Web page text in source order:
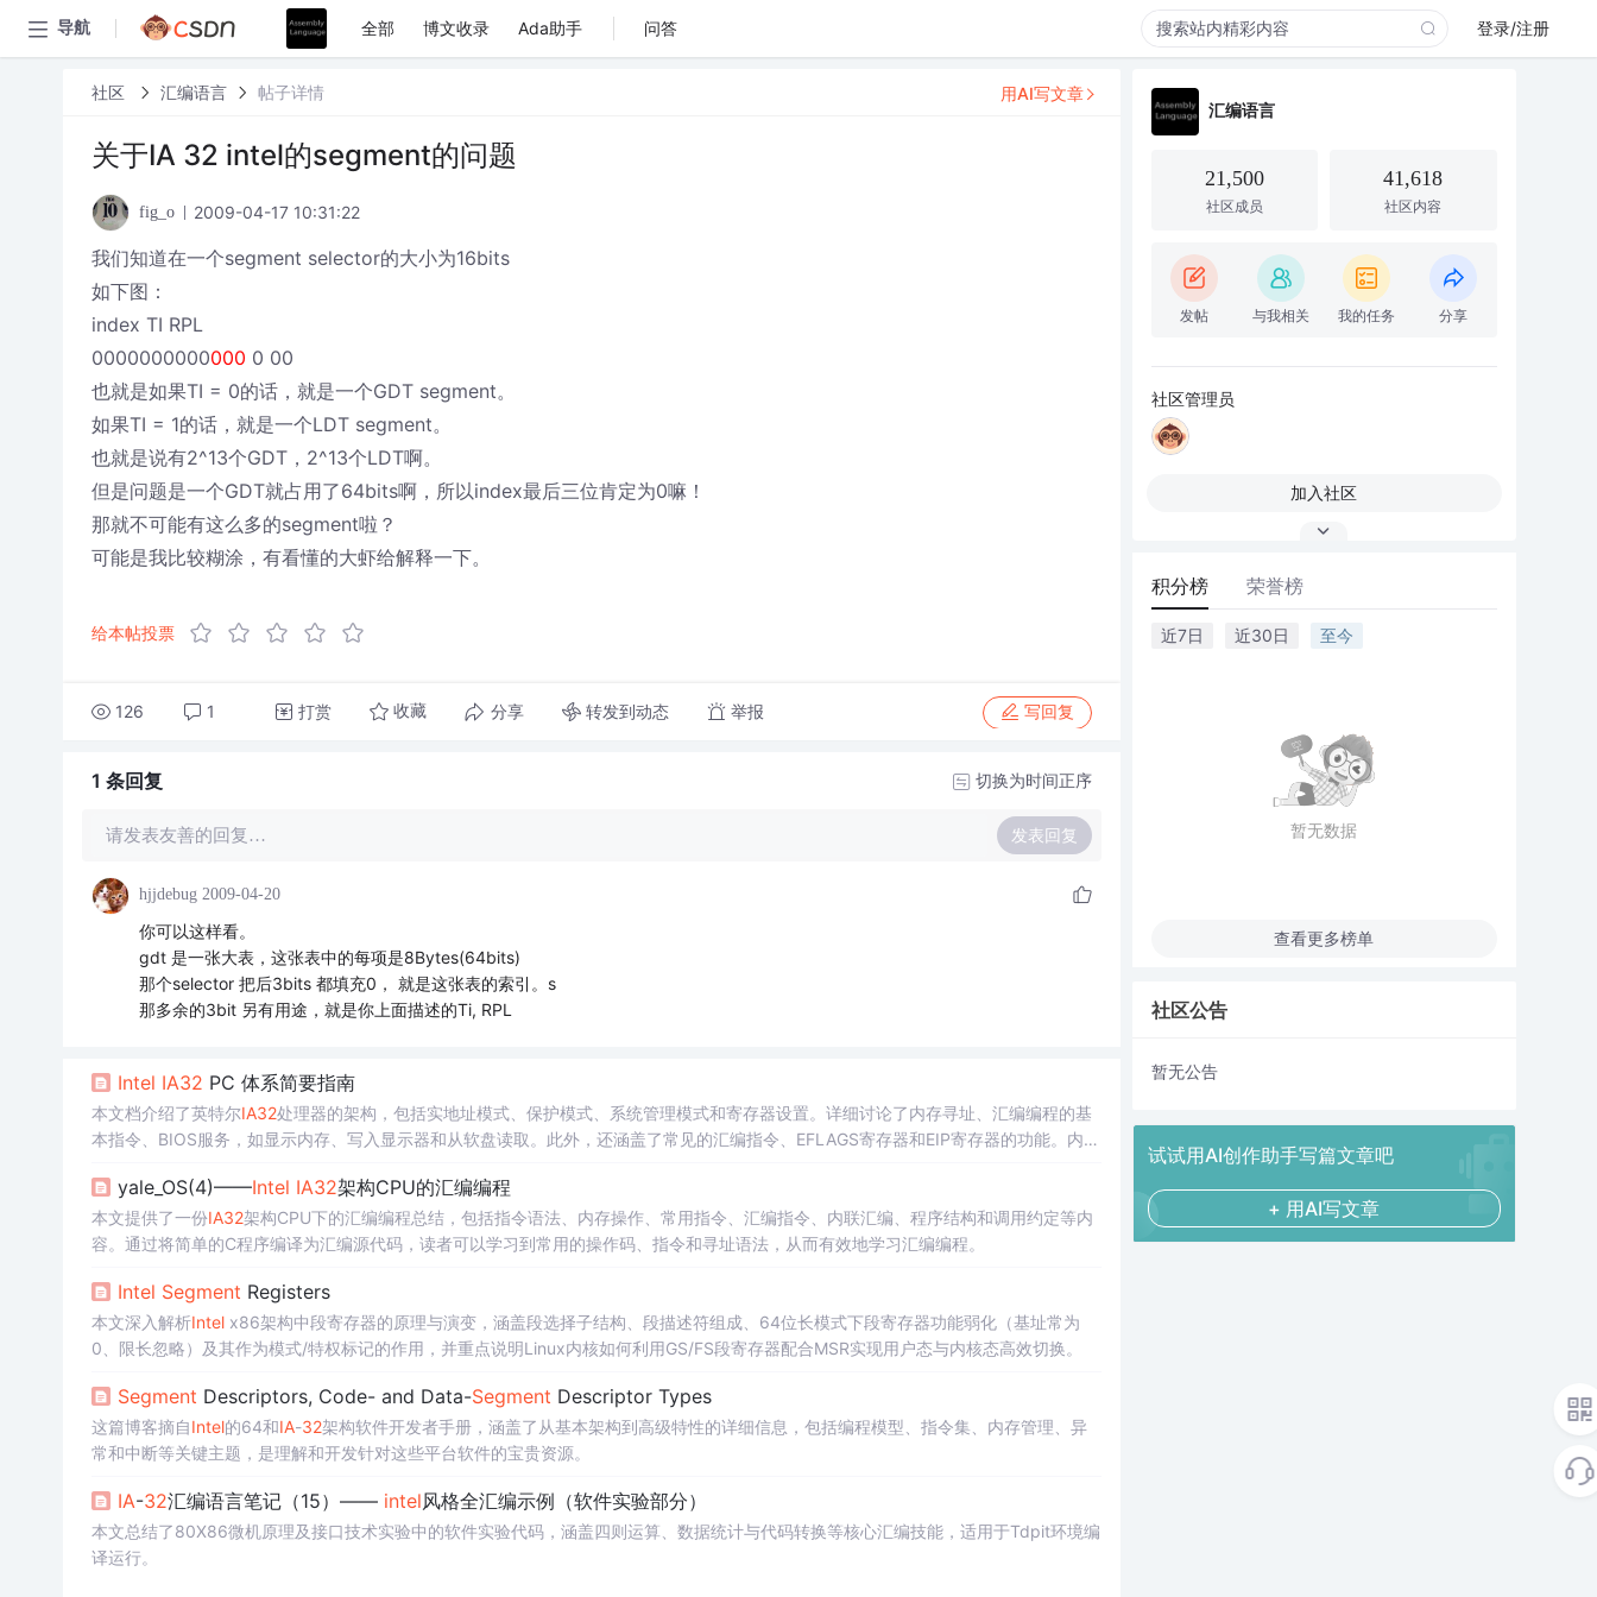
导航 全部 博文收录 Ada助手 问答 登录/注册
社区 汇编语言 帖子详情
关于IA 32 intel的segment的问题
fig_o 2009-04-17 10:31:22
我们知道在一个segment selector的大小为16bits
如下图：
index TI RPL
0000000000000 0 00
也就是如果TI = 0的话，就是一个GDT segment。
如果TI = 1的话，就是一个LDT segment。
也就是说有2^13个GDT，2^13个LDT啊。
但是问题是一个GDT就占用了64bits啊，所以index最后三位肯定为0嘛！
那就不可能有这么多的segment啦？
可能是我比较糊涂，有看懂的大虾给解释一下。
给本帖投票
126 1 打赏 收藏 分享 转发到动态 举报 写回复
用AI写文章
1 条回复 切换为时间正序
请发表友善的回复… 发表回复
hjjdebug 2009-04-20
你可以这样看。
gdt 是一张大表，这张表中的每项是8Bytes(64bits)
那个selector 把后3bits 都填充0， 就是这张表的索引。s
那多余的3bit 另有用途，就是你上面描述的Ti, RPL
Intel IA32 PC 体系简要指南
本文档介绍了英特尔IA32处理器的架构，包括实地址模式、保护模式、系统管理模式和寄存器设置。详细讨论了内存寻址、汇编编程的基
本指令、BIOS服务，如显示内存、写入显示器和从软盘读取。此外，还涵盖了常见的汇编指令、EFLAGS寄存器和EIP寄存器的功能。内容
yale_OS(4)——Intel IA32架构CPU的汇编编程
本文提供了一份IA32架构CPU下的汇编编程总结，包括指令语法、内存操作、常用指令、汇编指令、内联汇编、程序结构和调用约定等内
容。通过将简单的C程序编译为汇编源代码，读者可以学习到常用的操作码、指令和寻址语法，从而有效地学习汇编编程。
Intel Segment Registers
本文深入解析Intelx86架构中段寄存器的原理与演变，涵盖段选择子结构、段描述符组成、64位长模式下段寄存器功能弱化（基址常为
0、限长忽略）及其作为模式/特权标记的作用，并重点说明Linux内核如何利用GS/FS段寄存器配合MSR实现用户态与内核态高效切换。
Segment Descriptors, Code- and Data-Segment Descriptor Types
这篇博客摘自Intel的64和IA-32架构软件开发者手册，涵盖了从基本架构到高级特性的详细信息，包括编程模型、指令集、内存管理、异
常和中断等关键主题，是理解和开发针对这些平台软件的宝贵资源。
IA-32汇编语言笔记（15）—— intel风格全汇编示例（软件实验部分）
本文总结了80X86微机原理及接口技术实验中的软件实验代码，涵盖四则运算、数据统计与代码转换等核心汇编技能，适用于Tdpit环境编
译运行。
汇编语言
21,500
社区成员
41,618
社区内容
发帖 与我相关 我的任务 分享
社区管理员
加入社区
积分榜 荣誉榜
近7日 近30日 至今
暂无数据
查看更多榜单
社区公告
暂无公告
试试用AI创作助手写篇文章吧
+ 用AI写文章